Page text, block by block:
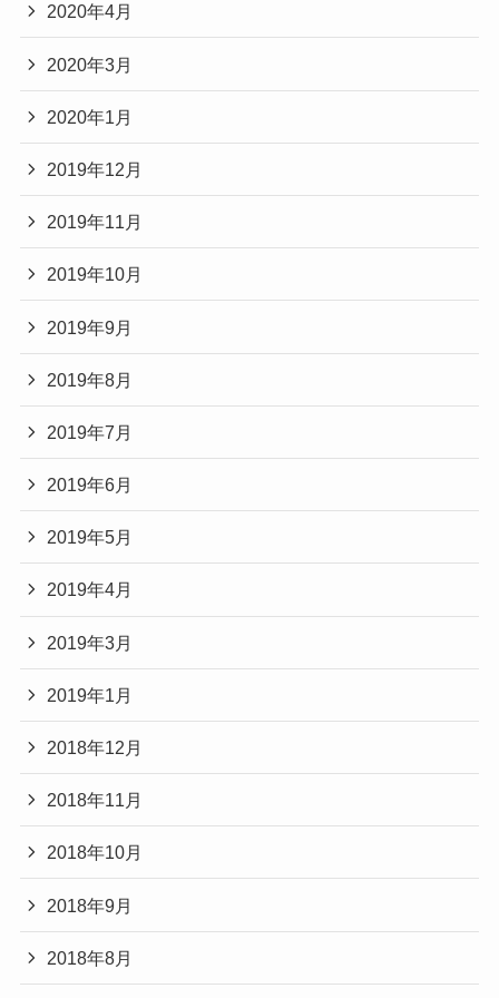
2020年4月
2020年3月
2020年1月
2019年12月
2019年11月
2019年10月
2019年9月
2019年8月
2019年7月
2019年6月
2019年5月
2019年4月
2019年3月
2019年1月
2018年12月
2018年11月
2018年10月
2018年9月
2018年8月